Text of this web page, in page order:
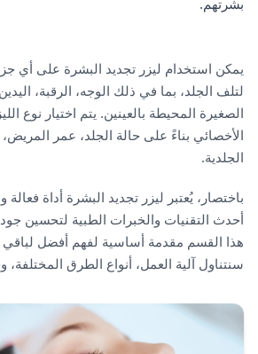
بشرتهم.
يمكن استخدام ليزر تجديد البشرة على أي
لتلف الجلد، بما في ذلك الوجه، الرقبة،
الصغيرة المحيطة بالعينين. يتم اختيار نوع
الأخصائي بناءً على حالة الجلد، عمر
الجلدية.
باختصار، يُعتبر ليزر تجديد البشرة أداة فعالة
أحدث التقنيات والخبرات الطبية لتحسين
هذا القسم مقدمة أساسية لفهم أفضل لباقي
سنتناول آلية العمل، أنواع الطرق